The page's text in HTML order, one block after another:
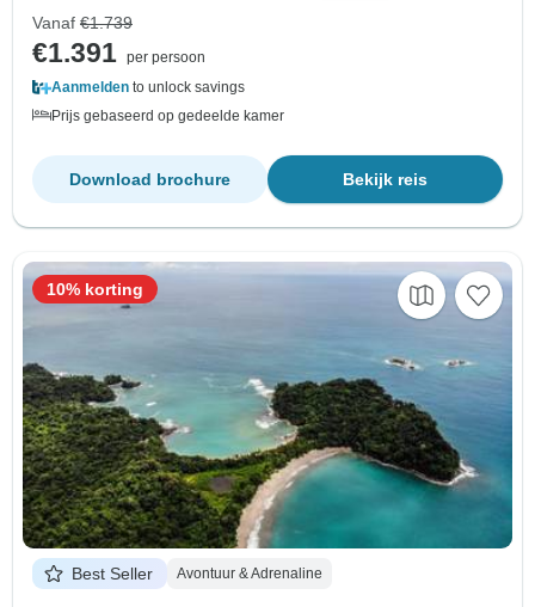
Vanaf €1.739
€1.391 per persoon
Aanmelden to unlock savings
Prijs gebaseerd op gedeelde kamer
Bekijk reis
Download brochure
Best Seller Avontuur & Adrenaline
10% korting